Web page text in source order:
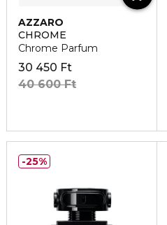
AZZARO
CHROME
Chrome Parfum
30 450 Ft
40 600 Ft
25%